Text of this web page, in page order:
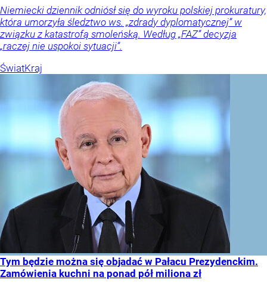
Niemiecki dziennik odniósł się do wyroku polskiej prokuratury,
która umorzyła śledztwo ws. „zdrady dyplomatycznej” w
związku z katastrofą smoleńską. Według „FAZ” decyzja
„raczej nie uspokoi sytuacji”.
ŚwiatKraj
Tym będzie można się objadać w Pałacu Prezydenckim.
Zamówienia kuchni na ponad pół miliona zł